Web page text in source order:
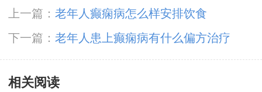
上一篇： 老年人癫痫病怎么样安排饮食
下一篇： 老年人患上癫痫病有什么偏方治疗
相关阅读